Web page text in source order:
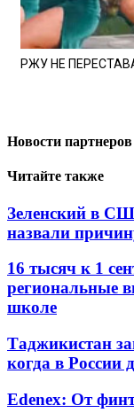
РЖУ НЕ
Новости партнеров
Читайте также
Зеленский в
назвали
16 тысяч к 1
региональные
школе
Таджикистан
когда в России
Edenex: От